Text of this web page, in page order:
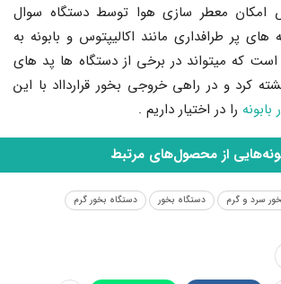
امکان معطر سازی هوا توسط دستگاه سوال
های پر طرافداری مانند اکالیپتوس و بابونه به
که میتواند در برخی از دستگاه ها پد های
کرد و در راهی خروجی بخور قراردااد با این
بابونه را در اختیار داریم .
از محصول‌های مرتبط
سرد و گرم دستگاه بخور
دستگاه بخور گرم